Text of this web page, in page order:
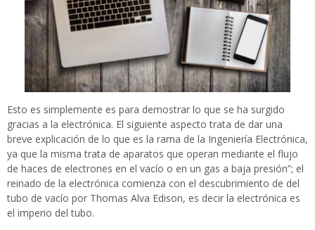
Esto es simplemente es para demostrar lo que se ha surgido
gracias a la electrónica. El siguiente aspecto trata de dar una
breve explicación de lo que es la rama de la Ingeniería Electrónica,
ya que la misma trata de aparatos que operan mediante el flujo
de haces de electrones en el vacío o en un gas a baja presión”; el
reinado de la electrónica comienza con el descubrimiento de del
tubo de vacío por Thomas Alva Edison, es decir la electrónica es
el imperio del tubo.